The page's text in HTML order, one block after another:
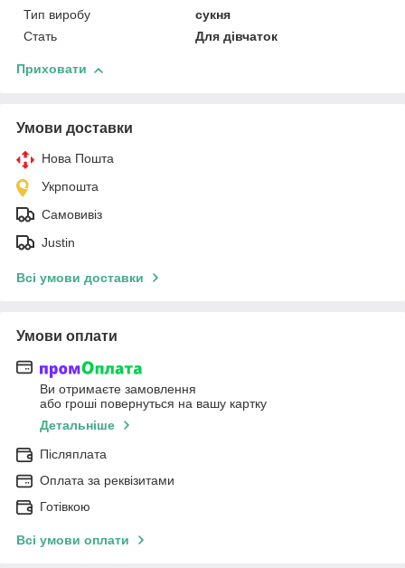
Тип виробу
сукня
Стать
Для дівчаток
Приховати
Умови доставки
Нова Пошта
Укрпошта
Самовивіз
Justin
Всі умови доставки
Умови оплати
Ви отримаєте замовлення
або гроші повернуться на вашу картку
Детальніше
Післяплата
Оплата за реквізитами
Готівкою
Всі умови оплати